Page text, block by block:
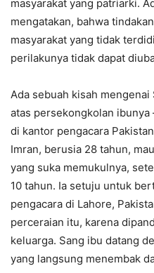
masyarakat yang patriarki.
mengatakan, bahwa
masyarakat yang tidak
perilakunya tidak dapat
Ada sebuah kisah
atas persekongkolan
di kantor pengacara
Imran, berusia 28 tahun,
yang suka memukulnya,
10 tahun. Ia setuju untuk
pengacara di Lahore,
perceraian itu, karena
keluarga. Sang ibu datang
yang langsung menembak